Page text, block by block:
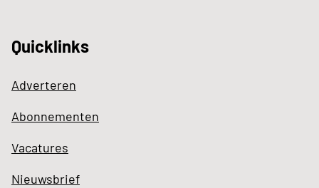
Quicklinks
Adverteren
Abonnementen
Vacatures
Nieuwsbrief